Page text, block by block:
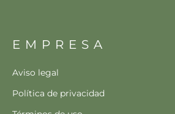
EMPRESA
Aviso legal
Política de privacidad